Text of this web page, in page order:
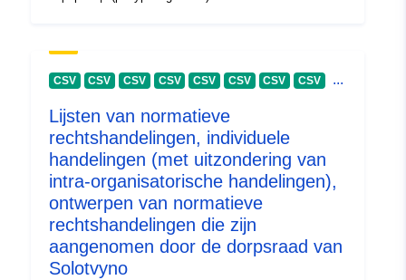
CSV CSV CSV CSV CSV CSV CSV CSV ...
Lijsten van normatieve
rechtshandelingen, individuele
handelingen (met uitzondering van
intra-organisatorische handelingen),
ontwerpen van normatieve
rechtshandelingen die zijn
aangenomen door de dorpsraad van
Solotvyno